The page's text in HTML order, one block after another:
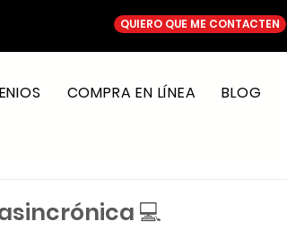
QUIERO QUE ME CONTACTEN
COMPRA EN LÍNEA BLOG
💻